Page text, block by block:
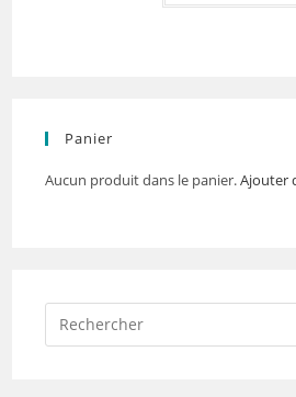
Panier
Aucun produit dans le panier.Ajouter